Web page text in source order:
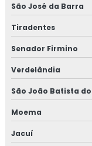
São José da Barra
Tiradentes
Senador Firmino
Verdelândia
São João Batista
Moema
Jacuí